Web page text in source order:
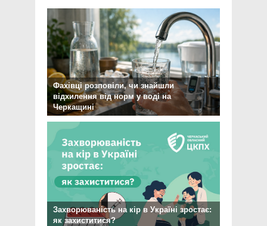
Фахівці розповіли, чи знайшли
відхилення від норм у воді на
Черкащині
Захворюваність на кір в Україні зростає:
як захиститися?